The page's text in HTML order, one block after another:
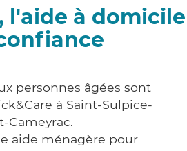
l'aide à domicile
personnes âgées sont
à Saint-Sulpice-
Cameyrac.
aide ménagère pour